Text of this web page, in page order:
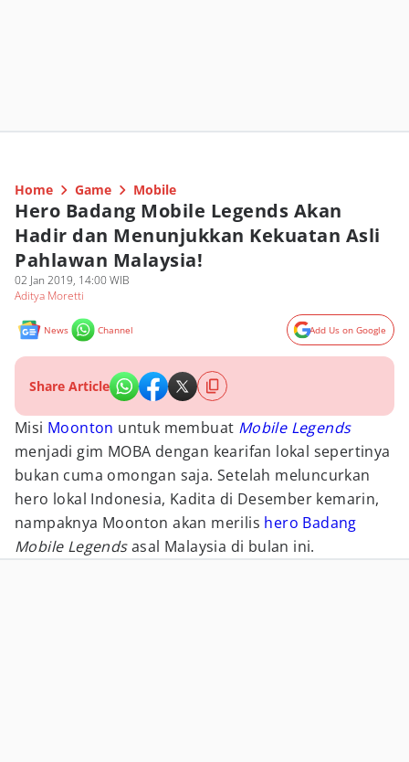
Home Game Mobile
Hero Badang Mobile Legends Akan
Hadir dan Menunjukkan Kekuatan Asli
Pahlawan Malaysia!
02 Jan 2019, 14:00 WIB
Aditya Moretti
News Channel Add Us on Google
Share Article
Misi Moonton untuk membuat Mobile Legends
menjadi gim MOBA dengan kearifan lokal sepertinya
bukan cuma omongan saja. Setelah meluncurkan
hero lokal Indonesia, Kadita di Desember kemarin,
nampaknya Moonton akan merilis hero Badang
Mobile Legendsasal Malaysia di bulan ini.